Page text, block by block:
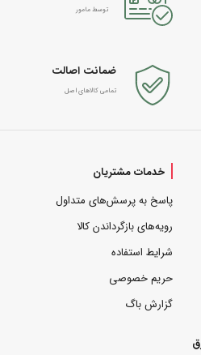
توسط مامور
ضمانت اصالت
تمامی کالاهای اصل
خدمات مشتریان
پاسخ به پرسش‌های متداول
رویه‌های بازگرداندن کالا
شرایط استفاده
حریم خصوصی
گزارش باگ